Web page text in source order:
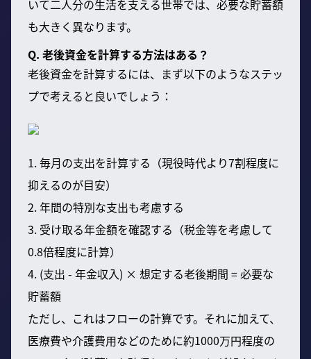
いて二人分の生活を支える世帯では、必要な貯蓄額
も大きく異なります。
Q. 老後資金を計算する方法はある？
老後資金を計算するには、まず以下のようなステッ
プで考えると良いでしょう：
1. 毎月の支出を計算する（現役時代より7割程度に
抑えるのが目安）
2. 年間の特別な支出も考慮する
3. 受け取る年金額を確認する（税金等を考慮して
0.8倍程度に計算）
4. (支出 - 年金収入) × 想定する老後期間 = 必要な
貯蓄額
ただし、これはフローの計算です。それに加えて、
医療費や介護費用などのために約1000万円程度の